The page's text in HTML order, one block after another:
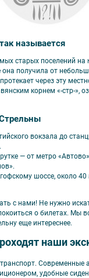
называется
старых поселений
получила от
через эту
корнем «-стр-»,
вокзала до
— от метро
шоссе, около 40
с нами! Не нужно
о билетах. Мы
еще интереснее.
наши
Современные
удобные